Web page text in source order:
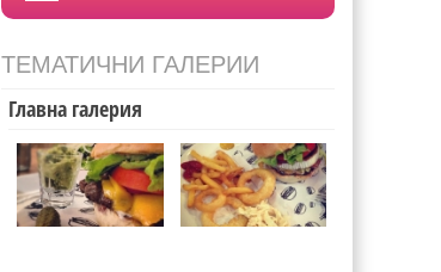
ТЕМАТИЧНИ ГАЛЕРИИ
Главна галерия